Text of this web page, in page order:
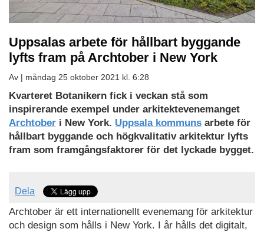
Uppsalas arbete för hållbart byggande
lyfts fram på Archtober i New York
Av | måndag 25 oktober 2021 kl. 6:28
Kvarteret Botanikern fick i veckan stå som
inspirerande exempel under arkitektevenemanget
Archtober i New York. Uppsala kommuns arbete för
hållbart byggande och högkvalitativ arkitektur lyfts
fram som framgångsfaktorer för det lyckade bygget.
Dela
Archtober är ett internationellt evenemang för arkitektur
och design som hålls i New York. I år hålls det digitalt,